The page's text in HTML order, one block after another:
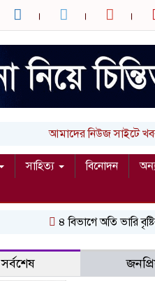
আমাদের নিউজ সাইটে
সাহিত্য বিনোদন
৪ বিভাগে অতি ভারি বৃষ্টির
সর্বশেষ